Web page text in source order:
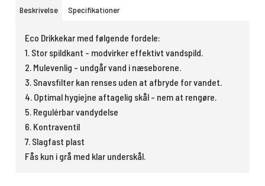
Beskrivelse Specifikationer
Eco Drikkekar med følgende fordele:
1. Stor spildkant - modvirker effektivt vandspild.
2. Mulevenlig - undgår vand i næseborene.
3. Snavsfilter kan renses uden at afbryde for vandet.
4. Optimal hygiejne aftagelig skål - nem at rengøre.
5. Regulérbar vandydelse
6. Kontraventil
7. Slagfast plast
Fås kun i grå med klar underskål.